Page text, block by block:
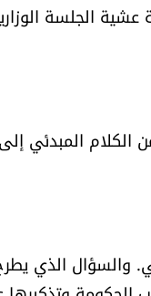
الجلسة
الكلام المبدئي إلى
والسؤال الذي